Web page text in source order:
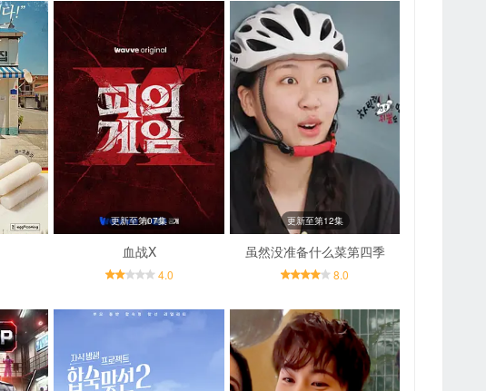
更新至第07集
血战X
4.0
更新至第12集
虽然没准备什么菜第四季
8.0